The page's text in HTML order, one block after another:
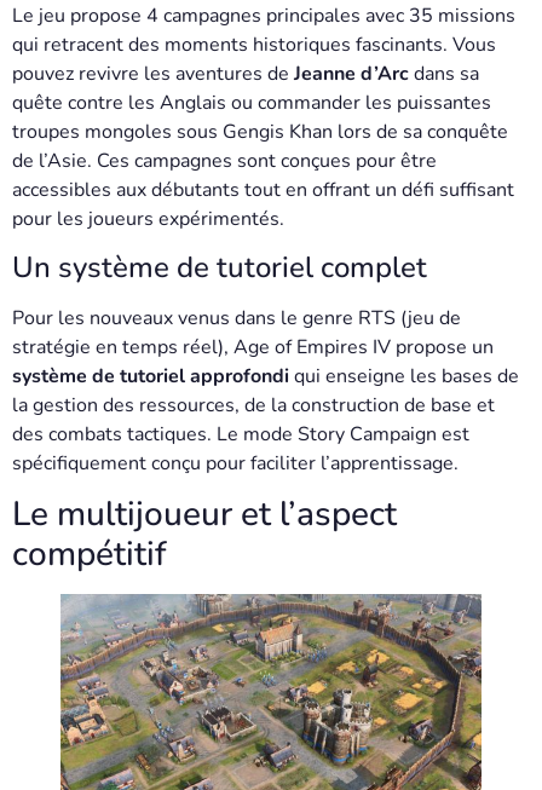
Le jeu propose 4 campagnes principales avec 35 missions
qui retracent des moments historiques fascinants. Vous
pouvez revivre les aventures deJeanne d’Arcdans sa
quête contre les Anglais ou commander les puissantes
troupes mongoles sous Gengis Khan lors de sa conquête
de l’Asie. Ces campagnes sont conçues pour être
accessibles aux débutants tout en offrant un défi suffisant
pour les joueurs expérimentés.
Un système de tutoriel complet
Pour les nouveaux venus dans le genre RTS (jeu de
stratégie en temps réel), Age of Empires IV propose un
système de tutoriel approfondiqui enseigne les bases de
la gestion des ressources, de la construction de base et
des combats tactiques. Le mode Story Campaign est
spécifiquement conçu pour faciliter l’apprentissage.
Le multijoueur et l’aspect
compétitif